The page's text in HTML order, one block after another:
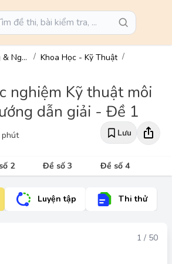
Đại cương & Ngành Khoa Học - Kỹ Thuật
nghiệm Kỹ thuật môi
dẫn giải - Đề 1
phút Lưu
2 Đề số 3 Đề số 4
Luyện tập Thi thử
1 / 50